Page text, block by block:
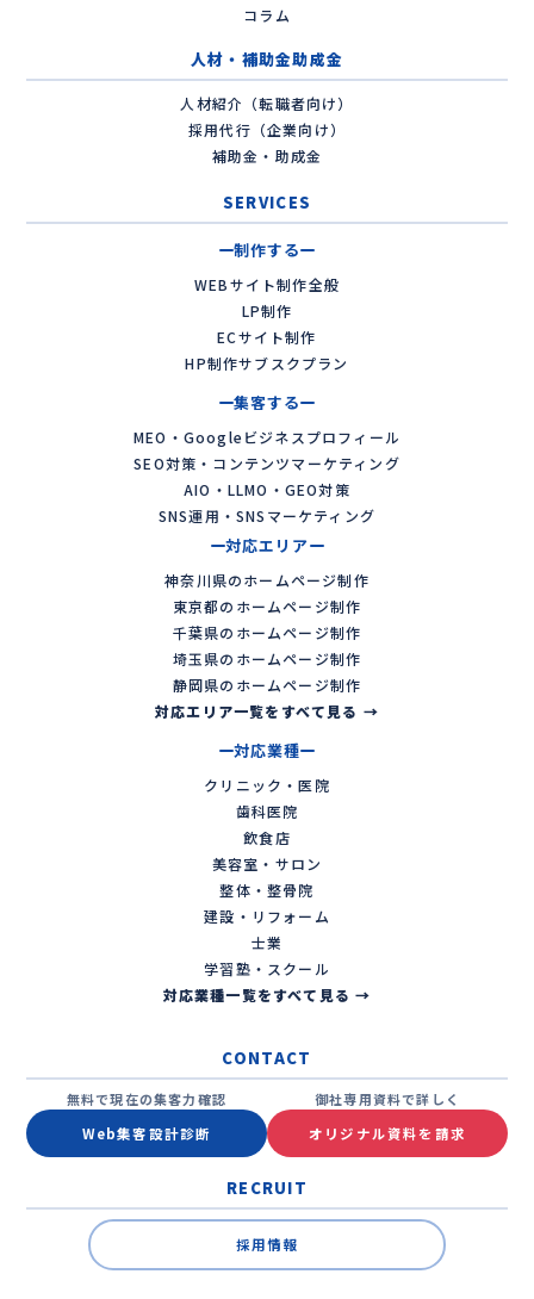
コラム
人材・補助金助成金
人材紹介（転職者向け）
採用代行（企業向け）
補助金・助成金
SERVICES
制作する
WEBサイト制作全般
LP制作
ECサイト制作
HP制作サブスクプラン
集客する
MEO・Googleビジネスプロフィール
SEO対策・コンテンツマーケティング
AIO・LLMO・GEO対策
SNS運用・SNSマーケティング
対応エリア
神奈川県のホームページ制作
東京都のホームページ制作
千葉県のホームページ制作
埼玉県のホームページ制作
静岡県のホームページ制作
対応エリア一覧をすべて見る →
対応業種
クリニック・医院
歯科医院
飲食店
美容室・サロン
整体・整骨院
建設・リフォーム
士業
学習塾・スクール
対応業種一覧をすべて見る →
CONTACT
無料で現在の集客力確認
Web集客設計診断
御社専用資料で詳しく
オリジナル資料を請求
RECRUIT
採用情報